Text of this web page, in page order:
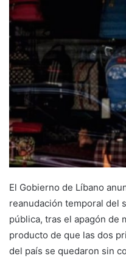
El Gobierno de Líbano
reanudación temporal del
pública, tras el apagón de
producto de que las dos
del país se quedaron sin